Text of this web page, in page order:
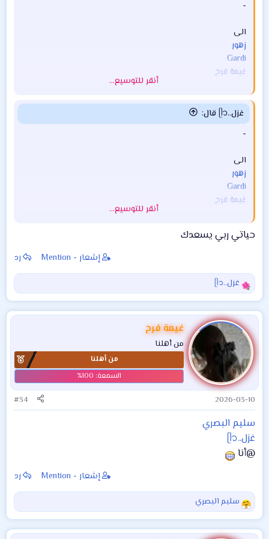
-
الى
زهور
Gardi
غيمة فرح
أنقر للتوسيع...
غزل..ᥫ᭡ قال:
-
الى
زهور
Gardi
غيمة فرح
أنقر للتوسيع...
حياتي ربي يسعدك
إشعار - Mention رد
ا
ل
ت
ف
ا
ع
ل
ا
ت
:
غزل..ᥫ᭡
غيمة فرح
من أهلنا
من أهلنا
2026-03-10
#34
سليم البصري
غزل..ᥫ᭡
@أنا
إشعار - Mention رد
ا
ل
ت
سليم البصري